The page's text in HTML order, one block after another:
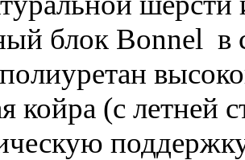
блок Bonnel в
койра (с